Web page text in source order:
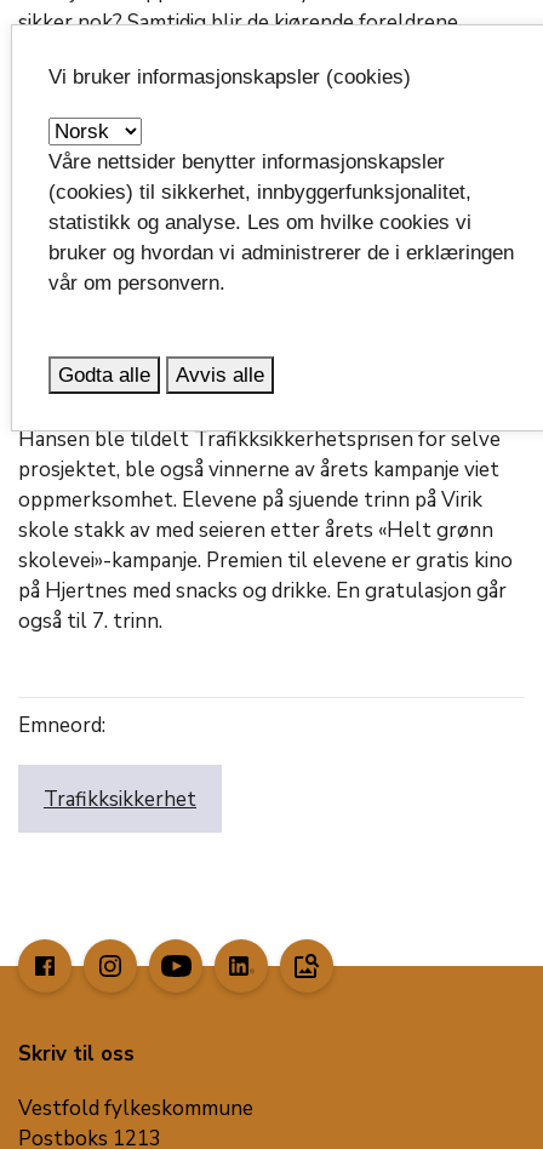
sikker nok? Samtidig blir de kjørende foreldrene
langs skoleveiene.
Dersom barna går eller sykler til skolen istedenfor å
bli kjørt, kan det bli færre biler på skoleveien, i tillegg
får barna mosjon og frisk luft. Forurensende utslipp
fra bilene reduseres, og barna får nødvendig
mengdetrening i trafikken for å kunne bli trygge
trafikanter.
Virik skole vant også
Hansen ble tildelt Trafikksikkerhetsprisen for selve
prosjektet, ble også vinnerne av årets kampanje viet
oppmerksomhet. Elevene på sjuende trinn på Virik
skole stakk av med seieren etter årets «Helt grønn
skolevei»-kampanje. Premien til elevene er gratis kino
på Hjertnes med snacks og drikke. En gratulasjon går
også til 7. trinn.
Emneord:
Trafikksikkerhet
image_search
Skriv til oss
Vestfold fylkeskommune
Postboks 1213
Vi bruker informasjonskapsler (cookies)
Våre nettsider benytter informasjonskapsler
(cookies) til sikkerhet, innbyggerfunksjonalitet,
statistikk og analyse. Les om hvilke cookies vi
bruker og hvordan vi administrerer de i erklæringen
vår om personvern.
Godta alle Avvis alle